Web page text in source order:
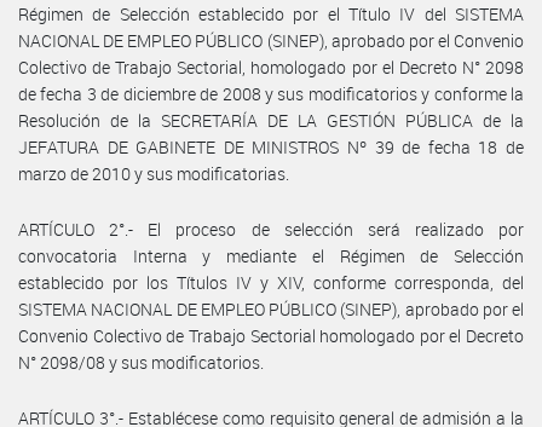
Régimen de Selección establecido por el Título IV del SISTEMA
NACIONAL DE EMPLEO PÚBLICO (SINEP), aprobado por el Convenio
Colectivo de Trabajo Sectorial, homologado por el Decreto N° 2098
de fecha 3 de diciembre de 2008 y sus modificatorios y conforme la
Resolución de la SECRETARÍA DE LA GESTIÓN PÚBLICA de la
JEFATURA DE GABINETE DE MINISTROS Nº 39 de fecha 18 de
marzo de 2010 y sus modificatorias.
ARTÍCULO 2°.- El proceso de selección será realizado por
convocatoria Interna y mediante el Régimen de Selección
establecido por los Títulos IV y XIV, conforme corresponda, del
SISTEMA NACIONAL DE EMPLEO PÚBLICO (SINEP), aprobado por el
Convenio Colectivo de Trabajo Sectorial homologado por el Decreto
N° 2098/08 y sus modificatorios.
ARTÍCULO 3°.- Establécese como requisito general de admisión a la